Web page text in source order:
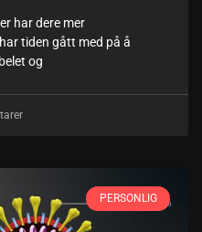
har dere mer
tiden gått med på å
og
PERSONLIG